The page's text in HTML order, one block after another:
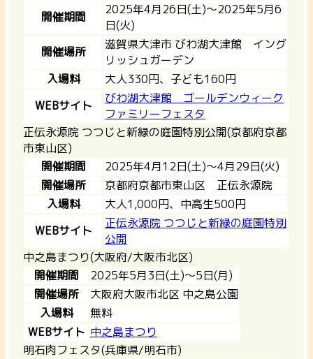
開催期間
2025年4月26日(土)～2025年5月6
日(火)
開催場所
滋賀県大津市 びわ湖大津館 イング
リッシュガーデン
入場料
大人330円、子ども160円
WEBサイト
びわ湖大津館 ゴールデンウィーク
ファミリーフェスタ
正伝永源院 つつじと新緑の庭園特別公開(京都府京都
市東山区)
開催期間
2025年4月12日(土)～4月29日(火)
開催場所
京都府京都市東山区 正伝永源院
入場料
大人1,000円、中高生500円
WEBサイト
正伝永源院 つつじと新緑の庭園特別
公開
中之島まつり(大阪府/大阪市北区)
開催期間
2025年5月3日(土)～5日(月)
開催場所
大阪府大阪市北区 中之島公園
入場料
無料
WEBサイト 中之島まつり
明石肉フェスタ(兵庫県/明石市)